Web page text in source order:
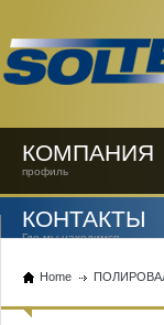
КОМПАНИЯ
профиль
КОНТАКТЫ
Где мы находимся
Home